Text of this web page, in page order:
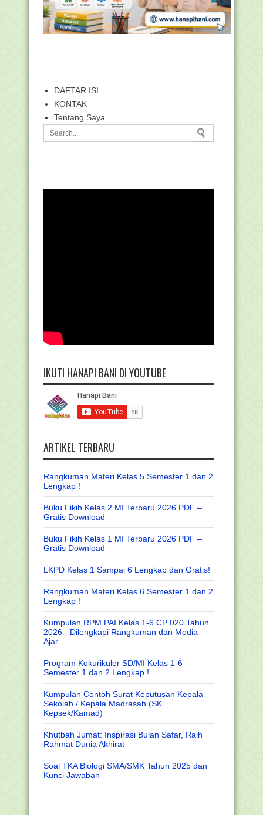
DAFTAR ISI
KONTAK
Tentang Saya
IKUTI HANAPI BANI DI YOUTUBE
ARTIKEL TERBARU
Rangkuman Materi Kelas 5 Semester 1 dan 2
Lengkap !
Buku Fikih Kelas 2 MI Terbaru 2026 PDF –
Gratis Download
Buku Fikih Kelas 1 MI Terbaru 2026 PDF –
Gratis Download
LKPD Kelas 1 Sampai 6 Lengkap dan Gratis!
Rangkuman Materi Kelas 6 Semester 1 dan 2
Lengkap !
Kumpulan RPM PAI Kelas 1-6 CP 020 Tahun
2026 - Dilengkapi Rangkuman dan Media
Ajar
Program Kokurikuler SD/MI Kelas 1-6
Semester 1 dan 2 Lengkap !
Kumpulan Contoh Surat Keputusan Kepala
Sekolah / Kepala Madrasah (SK
Kepsek/Kamad)
Khutbah Jumat: Inspirasi Bulan Safar, Raih
Rahmat Dunia Akhirat
Soal TKA Biologi SMA/SMK Tahun 2025 dan
Kunci Jawaban